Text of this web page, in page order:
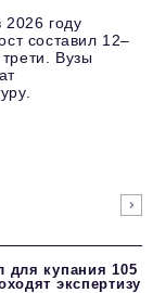
2026 году
составил 12–
Вузы
для купания 105
экспертизу